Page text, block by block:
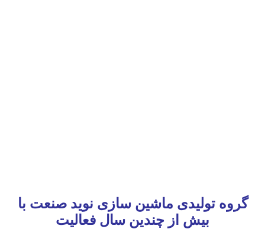
گروه تولیدی ماشین سازی نوید صنعت با
بیش از چندین سال فعالیت